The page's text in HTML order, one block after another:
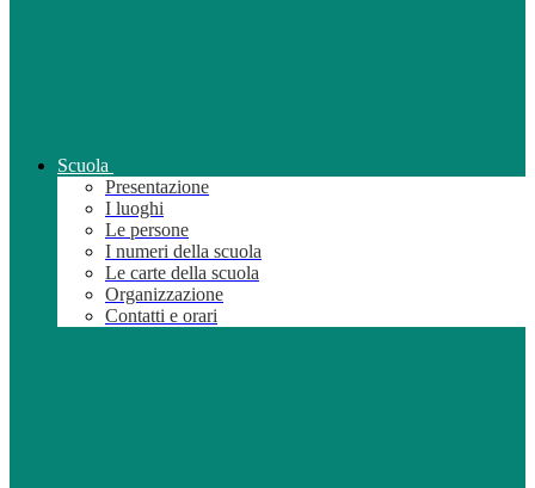
Scuola
Presentazione
I luoghi
Le persone
I numeri della scuola
Le carte della scuola
Organizzazione
Contatti e orari